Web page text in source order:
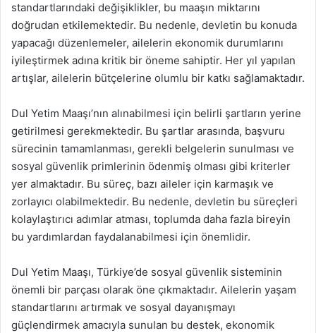
standartlarındaki değişiklikler, bu maaşın miktarını
doğrudan etkilemektedir. Bu nedenle, devletin bu konuda
yapacağı düzenlemeler, ailelerin ekonomik durumlarını
iyileştirmek adına kritik bir öneme sahiptir. Her yıl yapılan
artışlar, ailelerin bütçelerine olumlu bir katkı sağlamaktadır.
Dul Yetim Maaşı’nın alınabilmesi için belirli şartların yerine
getirilmesi gerekmektedir. Bu şartlar arasında, başvuru
sürecinin tamamlanması, gerekli belgelerin sunulması ve
sosyal güvenlik primlerinin ödenmiş olması gibi kriterler
yer almaktadır. Bu süreç, bazı aileler için karmaşık ve
zorlayıcı olabilmektedir. Bu nedenle, devletin bu süreçleri
kolaylaştırıcı adımlar atması, toplumda daha fazla bireyin
bu yardımlardan faydalanabilmesi için önemlidir.
Dul Yetim Maaşı, Türkiye’de sosyal güvenlik sisteminin
önemli bir parçası olarak öne çıkmaktadır. Ailelerin yaşam
standartlarını artırmak ve sosyal dayanışmayı
güçlendirmek amacıyla sunulan bu destek, ekonomik